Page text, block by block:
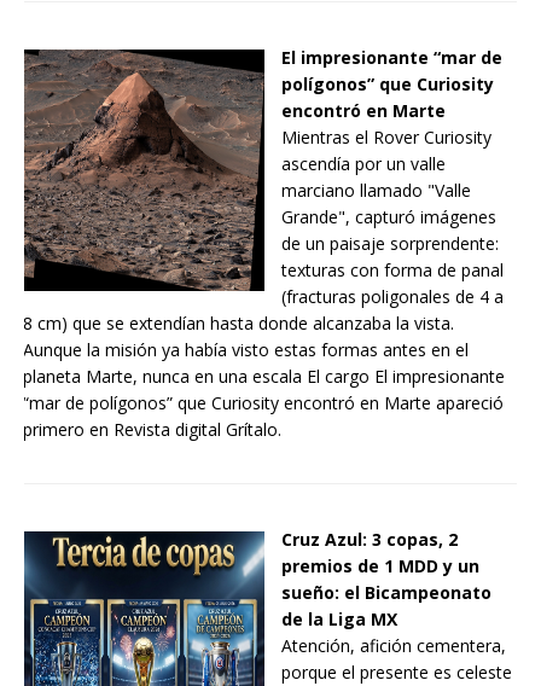
El impresionante “mar de
polígonos” que Curiosity
encontró en Marte
Mientras el Rover Curiosity
ascendía por un valle
marciano llamado "Valle
Grande", capturó imágenes
de un paisaje sorprendente:
texturas con forma de panal
(fracturas poligonales de 4 a
8 cm) que se extendían hasta donde alcanzaba la vista.
Aunque la misión ya había visto estas formas antes en el
planeta Marte, nunca en una escala El cargo El impresionante
“mar de polígonos” que Curiosity encontró en Marte apareció
primero en Revista digital Grítalo.
Cruz Azul: 3 copas, 2
premios de 1 MDD y un
sueño: el Bicampeonato
de la Liga MX
Atención, afición cementera,
porque el presente es celeste